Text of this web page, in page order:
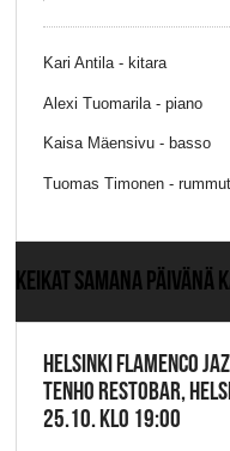
Kari Antila - kitara
Alexi Tuomarila - piano
Kaisa Mäensivu - basso
Tuomas Timonen - rummut
KEIKAT SAMANA PÄIVÄNÄ
HELSINKI FLAMENCO
TENHO RESTOBAR,
25.10. KLO 19:00